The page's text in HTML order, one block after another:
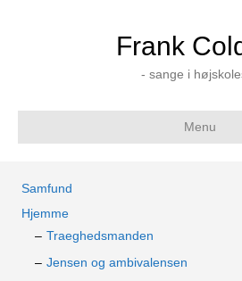
Frank
- sange i
Menu
Samfund
Hjemme
Traeghedsmanden
Jensen og ambivalensen